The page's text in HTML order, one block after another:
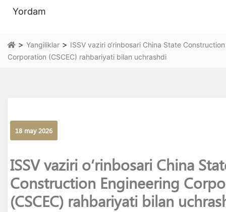
Yordam
> Yangiliklar > ISSV vaziri o‘rinbosari China State
Corporation (CSCEC) rahbariyati bilan uchrashdi
18 may 2026
ISSV vaziri o‘rinbosari China
Construction Engineering
(CSCEC) rahbariyati bilan